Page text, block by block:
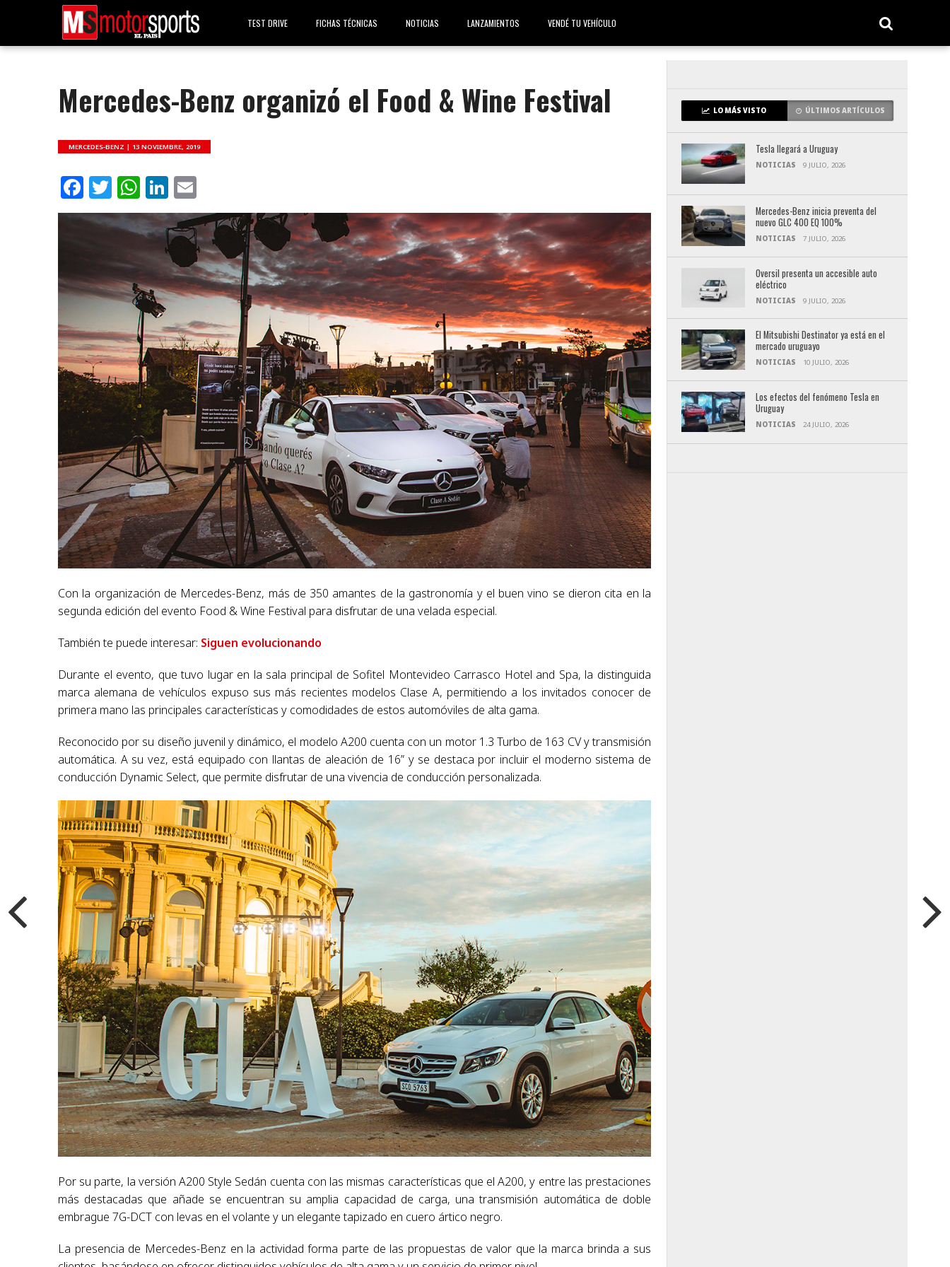
TEST DRIVE FICHAS TÉCNICAS NOTICIAS LANZAMIENTOS VENDÉ TU VEHÍCULO
Mercedes-Benz organizó el Food & Wine Festival
MERCEDES-BENZ | 13 NOVIEMBRE, 2019
Facebook
Twitter
WhatsApp
LinkedIn
Con la organización de Mercedes-Benz, más de 350 amantes de la gastronomía y el buen vino se dieron cita en la
segunda edición del evento Food & Wine Festival para disfrutar de una velada especial.
También te puede interesar: Siguen evolucionando
Durante el evento, que tuvo lugar en la sala principal de Sofitel Montevideo Carrasco Hotel and Spa, la distinguida
marca alemana de vehículos expuso sus más recientes modelos Clase A, permitiendo a los invitados conocer de
primera mano las principales características y comodidades de estos automóviles de alta gama.
Reconocido por su diseño juvenil y dinámico, el modelo A200 cuenta con un motor 1.3 Turbo de 163 CV y transmisión
automática. A su vez, está equipado con llantas de aleación de 16” y se destaca por incluir el moderno sistema de
conducción Dynamic Select, que permite disfrutar de una vivencia de conducción personalizada.
Por su parte, la versión A200 Style Sedán cuenta con las mismas características que el A200, y entre las prestaciones
más destacadas que añade se encuentran su amplia capacidad de carga, una transmisión automática de doble
embrague 7G-DCT con levas en el volante y un elegante tapizado en cuero ártico negro.
La presencia de Mercedes-Benz en la actividad forma parte de las propuestas de valor que la marca brinda a sus
LO MÁS VISTO ÚLTIMOS ARTÍCULOS
Tesla llegará a Uruguay
NOTICIAS 9 JULIO, 2026
Mercedes-Benz inicia preventa del
nuevo GLC 400 EQ 100%
NOTICIAS 7 JULIO, 2026
Oversil presenta un accesible auto
eléctrico
NOTICIAS 9 JULIO, 2026
El Mitsubishi Destinator ya está en el
mercado uruguayo
NOTICIAS 10 JULIO, 2026
Los efectos del fenómeno Tesla en
Uruguay
NOTICIAS 24 JULIO, 2026